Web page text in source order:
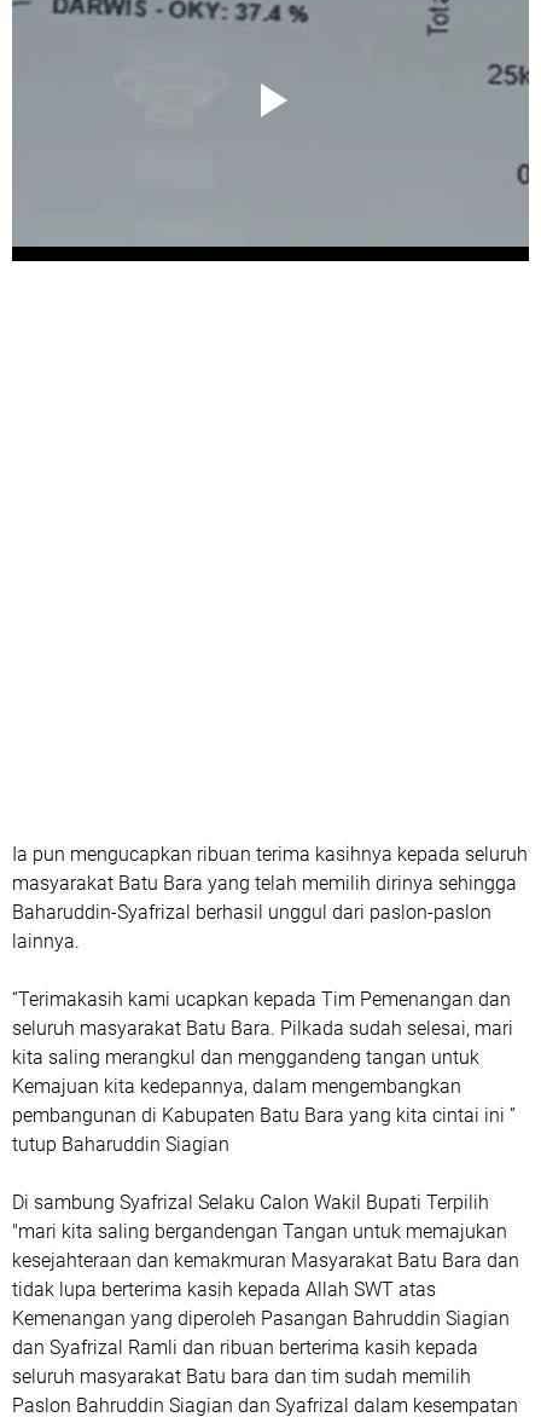
Ia pun mengucapkan ribuan terima kasihnya kepada seluruh
masyarakat Batu Bara yang telah memilih dirinya sehingga
Baharuddin-Syafrizal berhasil unggul dari paslon-paslon
lainnya.
“Terimakasih kami ucapkan kepada Tim Pemenangan dan
seluruh masyarakat Batu Bara. Pilkada sudah selesai, mari
kita saling merangkul dan menggandeng tangan untuk
Kemajuan kita kedepannya, dalam mengembangkan
pembangunan di Kabupaten Batu Bara yang kita cintai ini ”
tutup Baharuddin Siagian
Di sambung Syafrizal Selaku Calon Wakil Bupati Terpilih
"mari kita saling bergandengan Tangan untuk memajukan
kesejahteraan dan kemakmuran Masyarakat Batu Bara dan
tidak lupa berterima kasih kepada Allah SWT atas
Kemenangan yang diperoleh Pasangan Bahruddin Siagian
dan Syafrizal Ramli dan ribuan berterima kasih kepada
seluruh masyarakat Batu bara dan tim sudah memilih
Paslon Bahruddin Siagian dan Syafrizal dalam kesempatan